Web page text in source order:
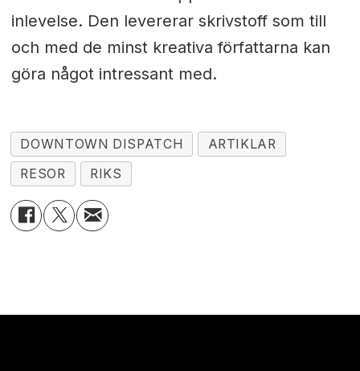
inlevelse. Den levererar skrivstoff som till
och med de minst kreativa författarna kan
göra något intressant med.
DOWNTOWN DISPATCH
ARTIKLAR
RESOR
RIKS